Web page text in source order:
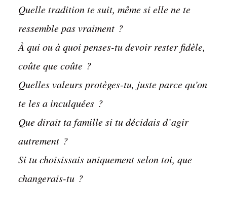
Quelle tradition te suit, même si elle ne te
ressemble pas vraiment ?
À qui ou à quoi penses-tu devoir rester fidèle,
coûte que coûte ?
Quelles valeurs protèges-tu, juste parce qu’on
te les a inculquées ?
Que dirait ta famille si tu décidais d’agir
autrement ?
Si tu choisissais uniquement selon toi, que
changerais-tu ?